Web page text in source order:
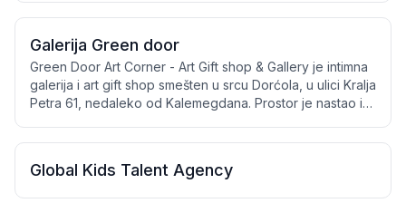
Galerija Green door
Green Door Art Corner - Art Gift shop & Gallery je intimna
galerija i art gift shop smešten u srcu Dorćola, u ulici Kralja
Petra 61, nedaleko od Kalemegdana. Prostor je nastao iz
kao deo svakodnevice i susreta kreativnih duša. U galeriji
kolektivne izložbe koje okupljaju umetnike različitih
Global Kids Talent Agency